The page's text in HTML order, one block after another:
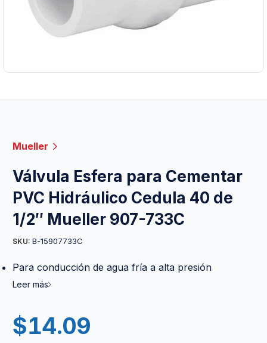
Mueller
Válvula Esfera para Cementar
PVC Hidráulico Cedula 40 de
1/2″ Mueller 907-733C
SKU: B-15907733C
Para conducción de agua fría a alta presión
Leer más
$14.09